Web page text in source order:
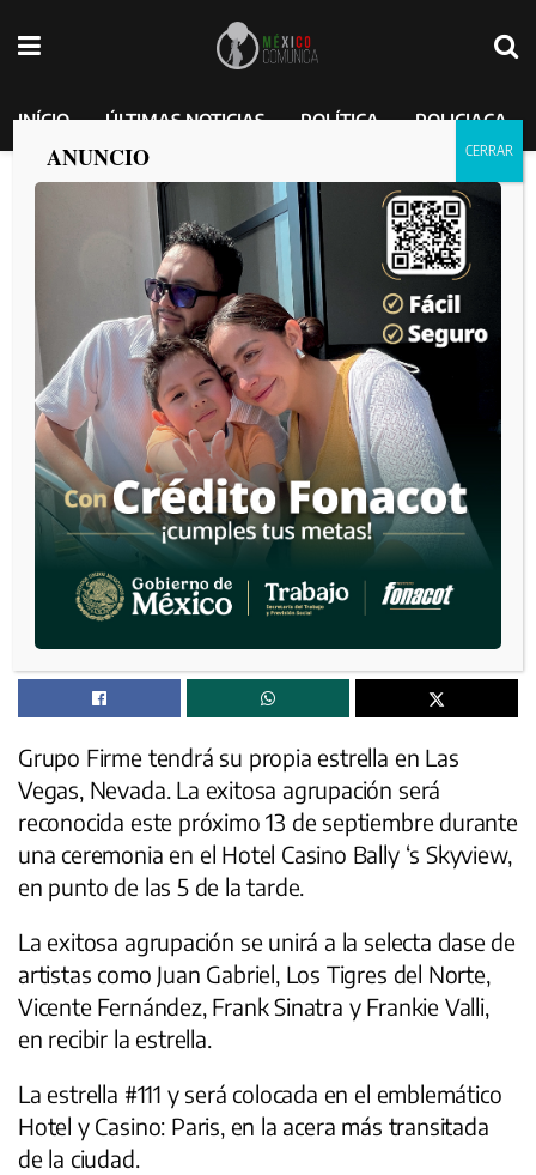
INÍCIO ÚLTIMAS NOTICIAS POLÍTICA POLICIACA
Grupo Firme tendrá su estrella en el
paseo de Las Vegas.
The best way to pay for a lovely moment is to enjoy it.
México Comunica 2024-10-31
xr:d:DAFFBGuHg98:1650,j:35249593088,t:22091319
Grupo Firme tendrá su propia estrella en Las
Vegas, Nevada. La exitosa agrupación será
reconocida este próximo 13 de septiembre durante
una ceremonia en el Hotel Casino Bally ‘s Skyview,
en punto de las 5 de la tarde.
La exitosa agrupación se unirá a la selecta clase de
artistas como Juan Gabriel, Los Tigres del Norte,
Vicente Fernández, Frank Sinatra y Frankie Valli,
en recibir la estrella.
La estrella #111 y será colocada en el emblemático
Hotel y Casino: Paris, en la acera más transitada
de la ciudad.
ANUNCIO